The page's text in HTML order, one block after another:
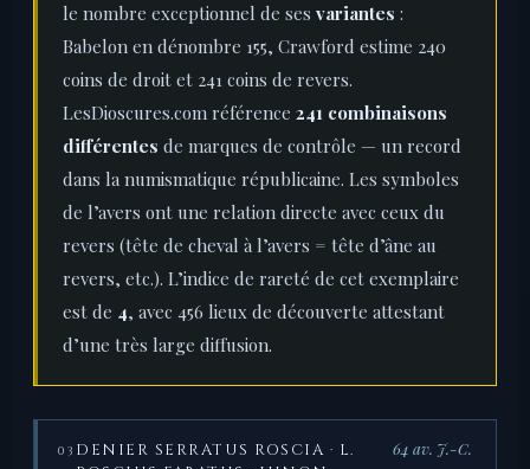
le nombre exceptionnel de ses variantes :
Babelon en dénombre 155, Crawford estime 240
coins de droit et 241 coins de revers.
LesDioscures.com référence 241 combinaisons
différentes de marques de contrôle — un record
dans la numismatique républicaine. Les symboles
de l’avers ont une relation directe avec ceux du
revers (tête de cheval à l’avers = tête d’âne au
revers, etc.). L’indice de rareté de cet exemplaire
est de 4, avec 456 lieux de découverte attestant
d’une très large diffusion.
03 DENIER SERRATUS ROSCIA · L.
64 av. J.-C.